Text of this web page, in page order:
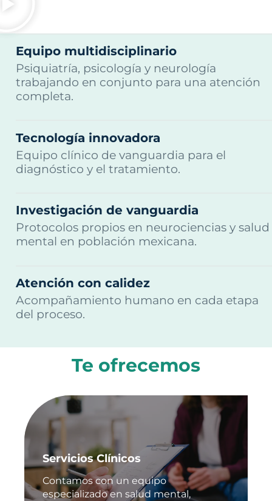
Equipo multidisciplinario
Psiquiatría, psicología y neurología
trabajando en conjunto para una atención
completa.
Tecnología innovadora
Equipo clínico de vanguardia para el
diagnóstico y el tratamiento.
Investigación de vanguardia
Protocolos propios en neurociencias y salud
mental en población mexicana.
Atención con calidez
Acompañamiento humano en cada etapa
del proceso.
Te ofrecemos
Servicios Clínicos
Contamos con un equipo
especializado en salud mental,